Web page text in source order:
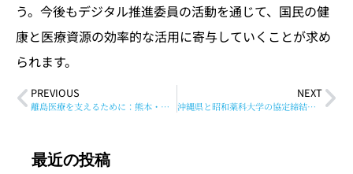
う。今後もデジタル推進委員の活動を通じて、国民の健
康と医療資源の効率的な活用に寄与していくことが求め
られます。
PREVIOUS
離島医療を支えるために：熊本・崇城大の薬学部が全国初の離島出身者募集枠を開設
NEXT
沖縄県と昭和薬科大学の協定締結：薬剤師不足解消へ向けた取り組み
最近の投稿